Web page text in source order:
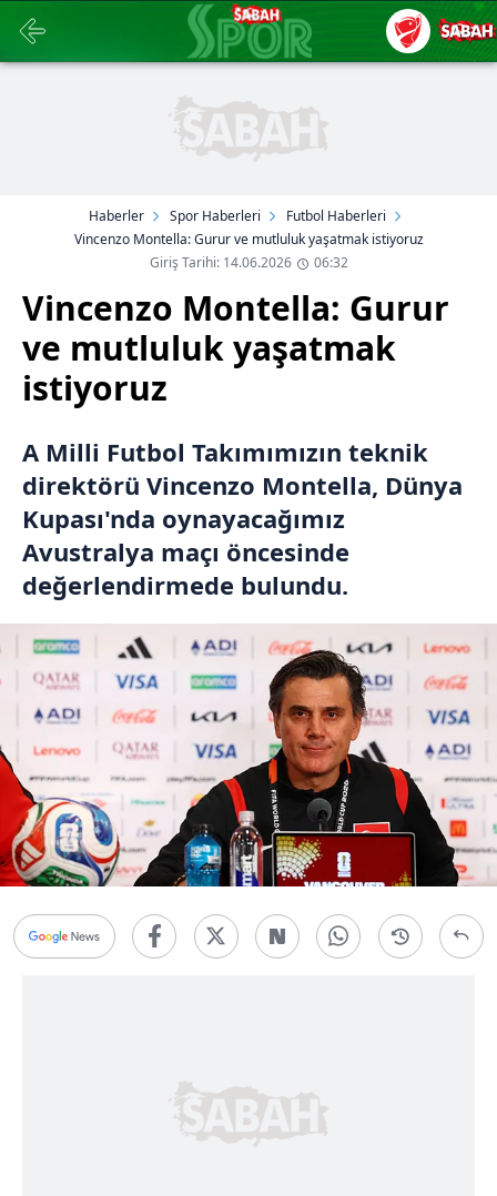
Haberler Spor Haberleri
Futbol Haberleri
Vincenzo Montella: Gurur ve mutluluk yaşatmak istiyoruz
Giriş Tarihi: 14.06.2026
06:32
Vincenzo Montella: Gurur
ve mutluluk yaşatmak
istiyoruz
A Milli Futbol Takımımızın teknik
direktörü Vincenzo Montella, Dünya
Kupası'nda oynayacağımız
Avustralya maçı öncesinde
değerlendirmede bulundu.